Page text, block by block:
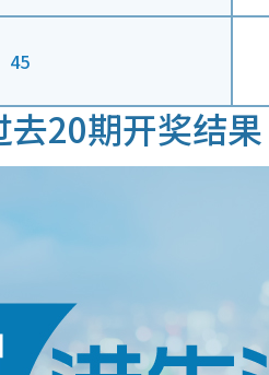
45
20期开奖结果